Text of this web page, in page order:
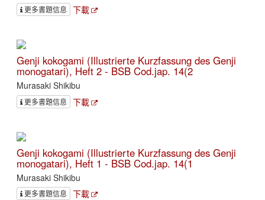
更多書題信息 下載
Genji kokogami (Illustrierte Kurzfassung des Genji
monogatari), Heft 2 - BSB Cod.jap. 14(2
Murasaki Shikibu
更多書題信息 下載
Genji kokogami (Illustrierte Kurzfassung des Genji
monogatari), Heft 1 - BSB Cod.jap. 14(1
Murasaki Shikibu
更多書題信息 下載